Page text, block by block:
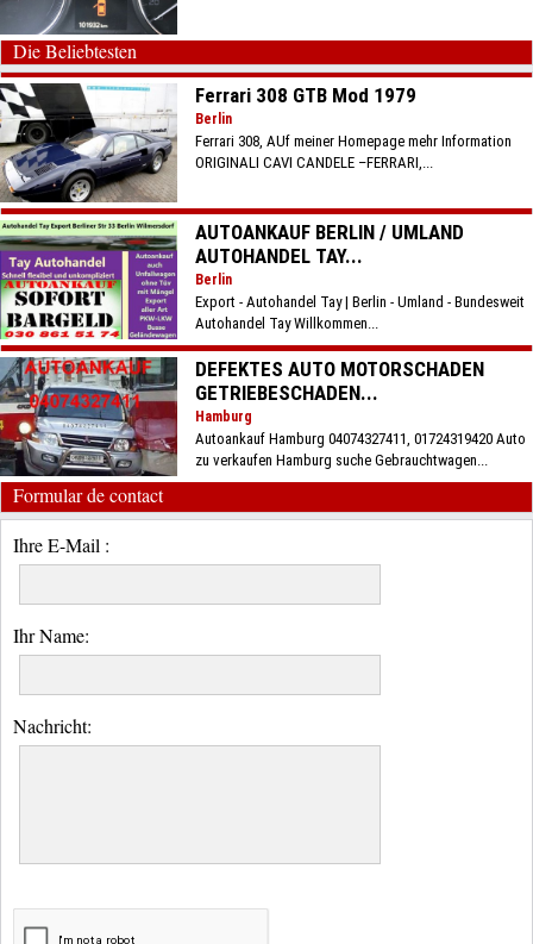
Die Beliebtesten
Ferrari 308 GTB Mod 1979
Berlin
Ferrari 308, AUf meiner Homepage mehr Information
ORIGINALI CAVI CANDELE –FERRARI,...
AUTOANKAUF BERLIN / UMLAND
AUTOHANDEL TAY...
Berlin
Export - Autohandel Tay | Berlin - Umland - Bundesweit
Autohandel Tay Willkommen...
DEFEKTES AUTO MOTORSCHADEN
GETRIEBESCHADEN...
Hamburg
Autoankauf Hamburg 04074327411, 01724319420 Auto
zu verkaufen Hamburg suche Gebrauchtwagen...
Formular de contact
Ihre E-Mail :
Ihr Name:
Nachricht: